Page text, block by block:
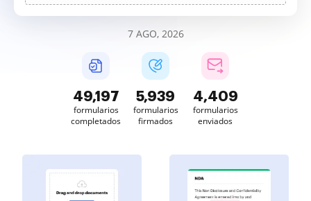
7 AGO, 2026
49,197
formularios
completados
5,939
formularios
firmados
4,409
formularios
enviados